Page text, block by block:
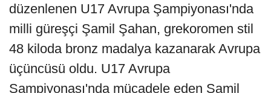
düzenlenen U17 Avrupa Şampiyonası'nda
milli güreşçi Şamil Şahan, grekoromen stil
48 kiloda bronz madalya kazanarak Avrupa
üçüncüsü oldu. U17 Avrupa
Şampiyonası'nda mücadele eden Şamil